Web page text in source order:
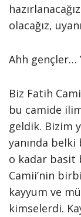
olacağız,
Ahh gençler…
Biz Fatih
bu camide
geldik. Bizim
yanında belki
o kadar basit
Camii’nin
kayyum ve
kimselerdi.